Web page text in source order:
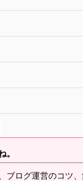
。
ブログ運営のコツ